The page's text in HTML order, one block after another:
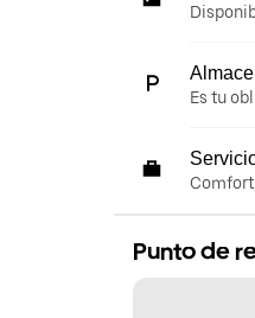
Es tu
Punto de